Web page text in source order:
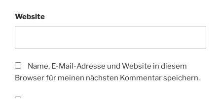
Website
Name, E-Mail-Adresse und Website in diesem
Browser für meinen nächsten Kommentar speichern.